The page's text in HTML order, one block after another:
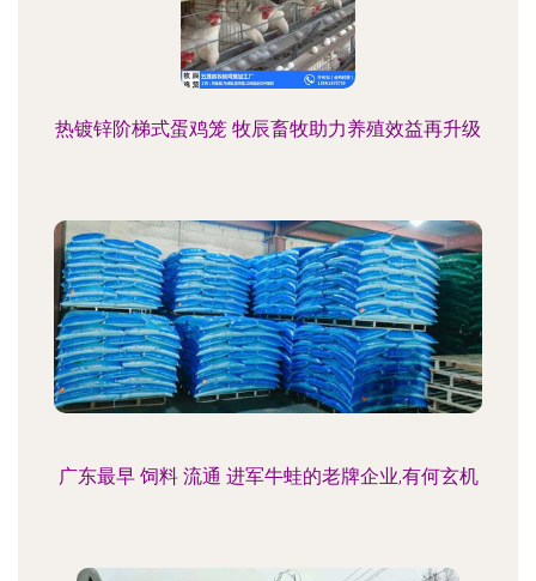
热镀锌阶梯式蛋鸡笼 牧辰畜牧助力养殖效益再升级
广东最早 饲料 流通 进军牛蛙的老牌企业,有何玄机